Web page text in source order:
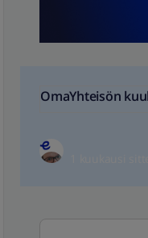
OmaYhteisön